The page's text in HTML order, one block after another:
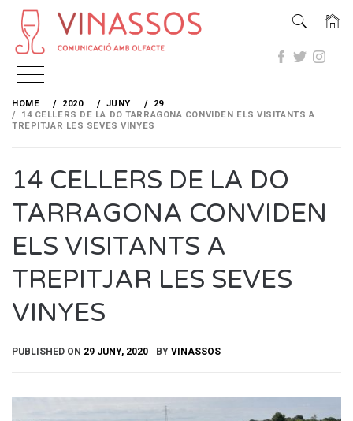
Skip
content
HOME 2020 JUNY
29
14 CELLERS DE LA DO TARRAGONA CONVIDEN ELS VISITANTS A
TREPITJAR LES SEVES VINYES
14 CELLERS DE LA DO
TARRAGONA CONVIDEN
ELS VISITANTS A
TREPITJAR LES SEVES
VINYES
PUBLISHED ON 29 JUNY, 2020 BY VINASSOS